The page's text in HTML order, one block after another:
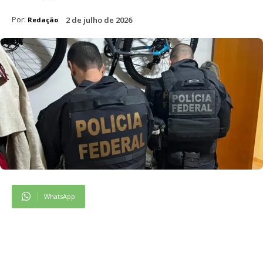
Por: Redação 2 de julho de 2026
WhatsApp